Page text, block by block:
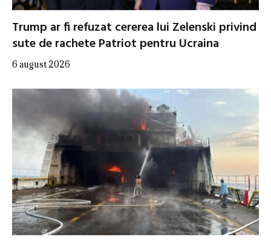
Trump ar fi refuzat cererea lui Zelenski privind
sute de rachete Patriot pentru Ucraina
6 august 2026